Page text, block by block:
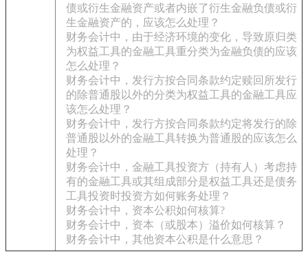
债或衍生金融资产或者内嵌了衍生金融负债或衍
生金融资产的，应该怎么处理？
财务会计中，由于经济环境的变化，导致原归类
为权益工具的金融工具重分类为金融负债的应该
怎么处理？
财务会计中，发行方按合同条款约定赎回所发行
的除普通股以外的分类为权益工具的金融工具应
该怎么处理？
财务会计中，发行方按合同条款约定将发行的除
普通股以外的金融工具转换为普通股的应该怎么
处理？
财务会计中，金融工具投资方（持有人）考虑持
有的金融工具或其组成部分是权益工具还是债务
工具投资时投资方如何账务处理？
财务会计中，资本公积如何核算?
财务会计中，资本（或股本）溢价如何核算？
财务会计中，其他资本公积是什么意思？